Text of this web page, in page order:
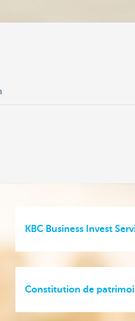
KBC Business Invest
Constitution de